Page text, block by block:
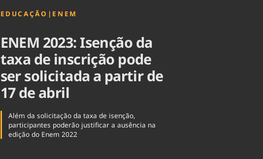
Cinema
EDUCAÇÃO | ENEM
ENEM 2023: Isenção da
taxa de inscrição pode
ser solicitada a partir de
17 de abril
Além da solicitação da taxa de isenção,
participantes poderão justificar a ausência na
edição do Enem 2022